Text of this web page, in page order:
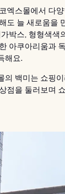
엑스몰에서 다
도 늘 새로움을
박스, 형형색색
아쿠아리움과
해요.
의 백미는 쇼핑
점을 둘러보며